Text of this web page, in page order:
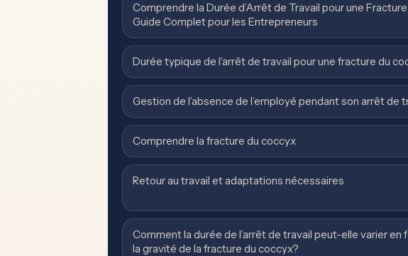
Comprendre la Durée d’Arrêt de Travail pour une
Guide Complet pour les Entrepreneurs
Durée typique de l’arrêt de travail pour une fracture du
Gestion de l’absence de l’employé pendant son arrêt de
Comprendre la fracture du coccyx
Retour au travail et adaptations nécessaires
Comment la durée de l’arrêt de travail peut-elle varier en
la gravité de la fracture du coccyx?